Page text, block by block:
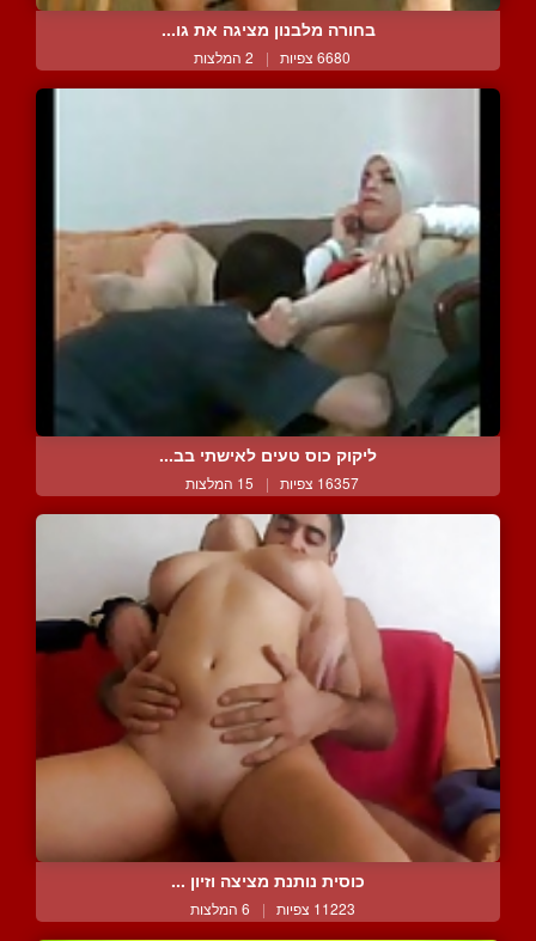
בחורה מלבנון מציגה את גו...
6680 צפיות | 2 המלצות
ליקוק כוס טעים לאישתי בב...
16357 צפיות | 15 המלצות
כוסית נותנת מציצה וזיון ...
11223 צפיות | 6 המלצות